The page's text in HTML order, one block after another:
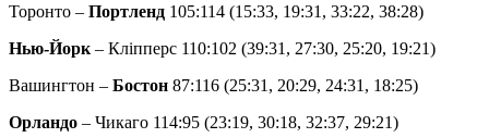
Торонто – Портленд 105:114 (15:33, 19:31, 33:22, 38:28)
Нью-Йорк – Кліпперс 110:102 (39:31, 27:30, 25:20, 19:21)
Вашингтон – Бостон 87:116 (25:31, 20:29, 24:31, 18:25)
Орландо – Чикаго 114:95 (23:19, 30:18, 32:37, 29:21)